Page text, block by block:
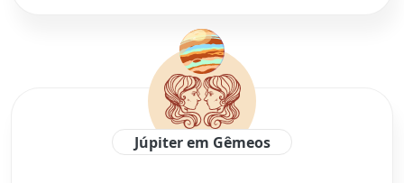
Júpiter em Gêmeos